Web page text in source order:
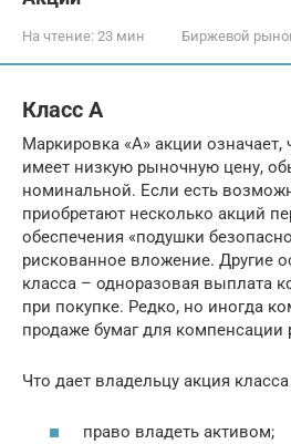
На чтение: 23 мин Биржевой
Класс А
Маркировка «А» акции означает,
имеет низкую рыночную цену,
номинальной. Если есть
приобретают несколько акций
обеспечения «подушки
рискованное вложение. Другие
класса – одноразовая выплата
при покупке. Редко, но иногда
продаже бумаг для компенсации
Что дает владельцу акция
право владеть активом;